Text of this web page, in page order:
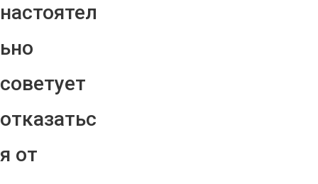
настоятел
ьно
советует
отказатьс
я от